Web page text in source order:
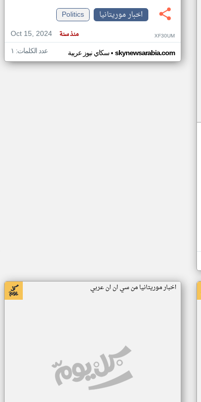
اخبار موريتانيا
Politics
Oct 15, 2024
منذ سنة XF30UM
سكاي نيوز عربية• skynewsarabia.com عدد الكلمات: ١
اخبار موريتانيا من سي ان ان عربي